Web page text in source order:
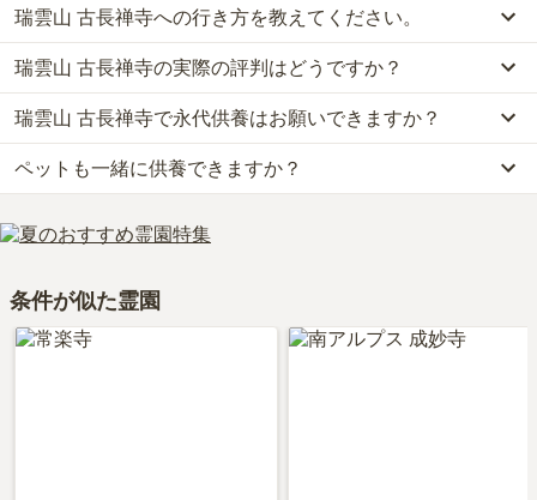
瑞雲山 古長禅寺では、一般墓が約25万円(墓石代別)から、永代供養
墓が約20万円からお求めいただけます。
なお、瑞雲山 古長禅寺がある山梨県の相場は、一般墓が約44万円
（墓石代別途）、永代供養墓が約57万円です。
お墓は、価格が高いものがよい、安いものが悪い、という訳ではあ
きる場所を選ぶことです。
瑞雲山 古長禅寺への行き方を教えてください。
公共交通機関の場合、甲府駅バスターミナルから約40分「JA大井支
所」(南アルプス市)バス停から徒歩約4分です。
車の場合、中部横断自動車道「白根インター」から約16分　※駐車
場完備(20台駐車可能)です。
詳しいルートや地図は、本ページの「地図・交通アクセス」欄をご
瑞雲山 古長禅寺の実際の評判はどうですか？
瑞雲山 古長禅寺の口コミはまだ投稿されておりません。
口コミはあくまで一つの目安です。資料請求や現地見学を通して、
ご自身の目で雰囲気を確認してみることをおすすめします。
瑞雲山 古長禅寺で永代供養はお願いできますか？
はい、瑞雲山 古長禅寺は永代供養に対応しています。
費用は、約20万円からとなっております。
瑞雲山 古長禅寺がある山梨県の永代供養墓の相場価格は、約57万
円です。
解説！』をご覧ください。
ペットも一緒に供養できますか？
はい、瑞雲山 古長禅寺はペット供養に対応しております。
大切な家族の一員であるペットも供養できるプランをご用意してお
条件が似た霊園